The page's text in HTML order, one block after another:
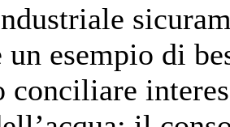
un esempio di
conciliare